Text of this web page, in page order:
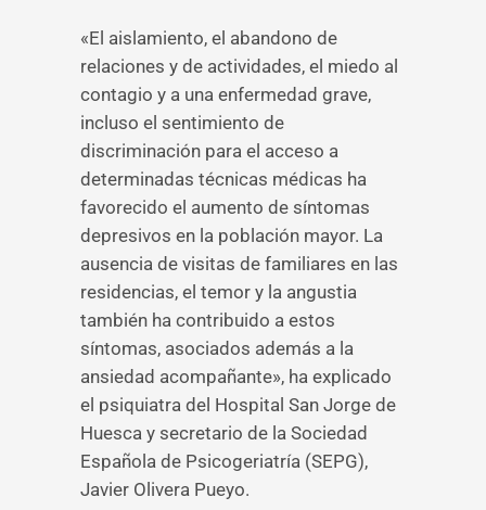
«El aislamiento, el abandono de
relaciones y de actividades, el miedo al
contagio y a una enfermedad grave,
incluso el sentimiento de
discriminación para el acceso a
determinadas técnicas médicas ha
favorecido el aumento de síntomas
depresivos en la población mayor. La
ausencia de visitas de familiares en las
residencias, el temor y la angustia
también ha contribuido a estos
síntomas, asociados además a la
ansiedad acompañante», ha explicado
el psiquiatra del Hospital San Jorge de
Huesca y secretario de la Sociedad
Española de Psicogeriatría (SEPG),
Javier Olivera Pueyo.